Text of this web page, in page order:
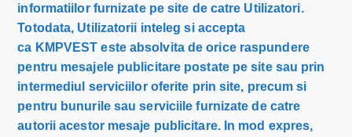
informatiilor furnizate pe site de catre Utilizatori.
Totodata, Utilizatorii inteleg si accepta
ca KMPVEST este absolvita de orice raspundere
pentru mesajele publicitare postate pe site sau prin
intermediul serviciilor oferite prin site, precum si
pentru bunurile sau serviciile furnizate de catre
autorii acestor mesaje publicitare. In mod expres,